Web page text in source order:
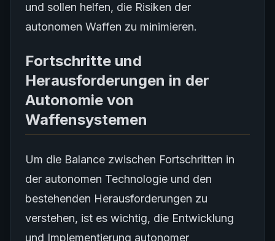
und sollen helfen, die Risiken der
autonomen Waffen zu minimieren.
Fortschritte und
Herausforderungen in der
Autonomie von
Waffensystemen
Um die Balance zwischen Fortschritten in
der autonomen Technologie und den
bestehenden Herausforderungen zu
verstehen, ist es wichtig, die Entwicklung
und Implementierung autonomer